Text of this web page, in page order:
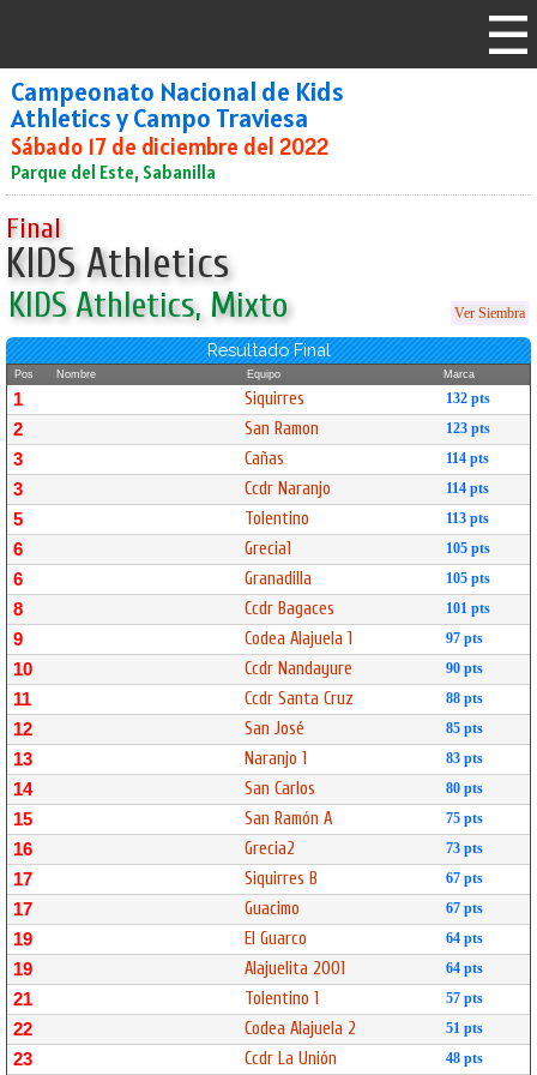
Campeonato Nacional de Kids
Athletics y Campo Traviesa
Sábado 17 de diciembre del 2022
Parque del Este, Sabanilla
Final
KIDS Athletics
KIDS Athletics, Mixto Ver Siembra
Resultado Final
Pos Nombre Equipo Marca
1 Siquirres 132 pts
2 San Ramon 123 pts
3 Cañas 114 pts
3 Ccdr Naranjo 114 pts
5 Tolentino 113 pts
6 Grecia1 105 pts
6 Granadilla 105 pts
8 Ccdr Bagaces 101 pts
9 Codea Alajuela 1 97 pts
10 Ccdr Nandayure 90 pts
11 Ccdr Santa Cruz 88 pts
12 San José 85 pts
13 Naranjo 1 83 pts
14 San Carlos 80 pts
15 San Ramón A 75 pts
16 Grecia2 73 pts
17 Siquirres B 67 pts
17 Guacimo 67 pts
19 El Guarco 64 pts
19 Alajuelita 2001 64 pts
21 Tolentino 1 57 pts
22 Codea Alajuela 2 51 pts
23 Ccdr La Unión 48 pts